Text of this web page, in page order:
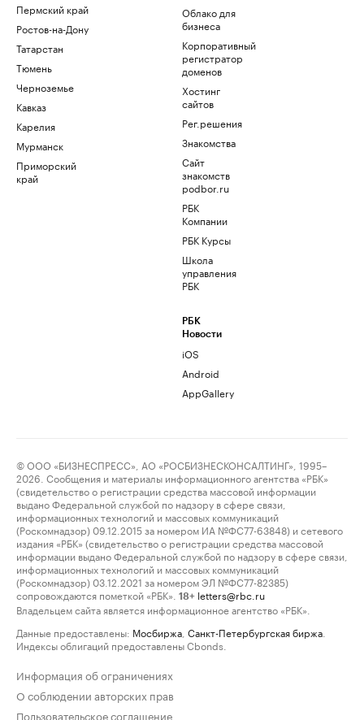
Пермский край
Ростов-на-Дону
Татарстан
Тюмень
Черноземье
Кавказ
Карелия
Мурманск
Приморский
край
Облако для
бизнеса
Корпоративный
регистратор
доменов
Хостинг
сайтов
Рег.решения
Знакомства
Сайт
знакомств
podbor.ru
РБК
Компании
РБК Курсы
Школа
управления
РБК
РБК
Новости
iOS
Android
AppGallery
© ООО «БИЗНЕСПРЕСС», АО «РОСБИЗНЕСКОНСАЛТИНГ», 1995–
2026. Сообщения и материалы информационного агентства «РБК»
(свидетельство о регистрации средства массовой информации
выдано Федеральной службой по надзору в сфере связи,
информационных технологий и массовых коммуникаций
(Роскомнадзор) 09.12.2015 за номером ИА №ФС77-63848) и сетевого
издания «РБК» (свидетельство о регистрации средства массовой
информации выдано Федеральной службой по надзору в сфере связи,
информационных технологий и массовых коммуникаций
(Роскомнадзор) 03.12.2021 за номером ЭЛ №ФС77-82385)
сопровождаются пометкой «РБК».
18+ letters@rbc.ru
Владельцем сайта является информационное агентство «РБК».
Данные предоставлены: Мосбиржа Санкт-Петербургская биржа
Индексы облигаций предоставлены Cbonds.
Информация об ограничениях
О соблюдении авторских прав
Пользовательское соглашение